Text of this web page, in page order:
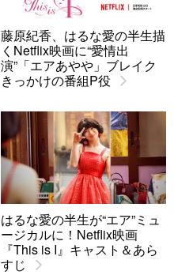
藤原紀香、はるな愛の半生描
くNetflix映画に“愛情出
演”「エアあやや」ブレイク
きっかけの番組P役
はるな愛の半生が“エア”ミュ
ージカルに！Netflix映画
『This is I』キャスト＆あら
すじ